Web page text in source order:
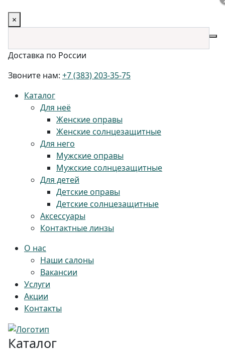
×
Доставка по России
Звоните нам: +7 (383) 203-35-75
Каталог
Для неё
Женские оправы
Женские солнцезащитные
Для него
Мужские оправы
Мужские солнцезащитные
Для детей
Детские оправы
Детские солнцезащитные
Аксессуары
Контактные линзы
О нас
Наши салоны
Вакансии
Услуги
Акции
Контакты
Каталог